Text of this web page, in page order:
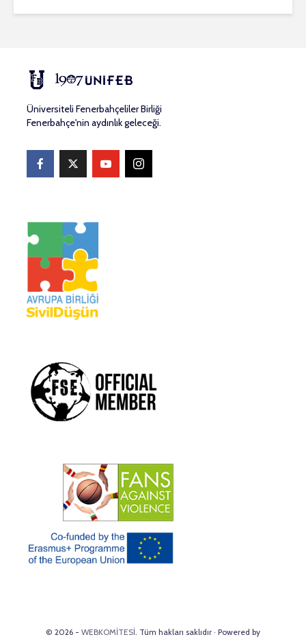
Üniversiteli Fenerbahçeliler Birliği
Fenerbahçe'nin aydınlık geleceği.
© 2026 - WEBKOMİTESİ . Tüm hakları saklıdır · Powered by